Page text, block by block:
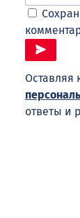
Оставляя
ответы и